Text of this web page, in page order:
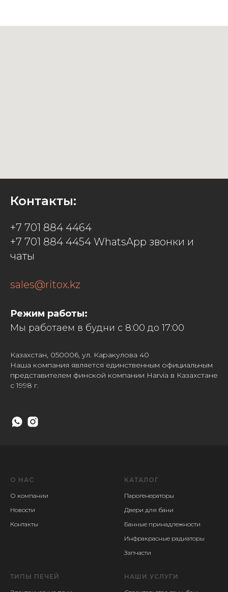
Контакты:
+7 701 884 4464
+7 701 884 4454 WhatsApp звонки и
чаты
sales@ritox.kz
Режим работы:
Мы работаем в будни с 8:00 до 17:00
Казахстан, 050006, ул. Каракулова 40
Наша компания является единственным официальным
представителем финской компании Harvia в Казахстане
с 1998 г.
О НАС
О компании
Новости
Контакты
КАТАЛОГ
Парогенераторы
Двери для бани
Банные принадлежности
Инфракрасные радиаторы
Запчасти
ТИПЫ ПЕЧЕЙ НАШИ УСЛУГИ